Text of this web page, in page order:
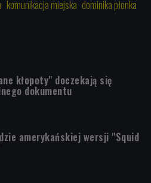
komunikacja miejska dominika płonka
kłopoty" doczekają się
dokumentu
amerykańskiej wersji "Squid